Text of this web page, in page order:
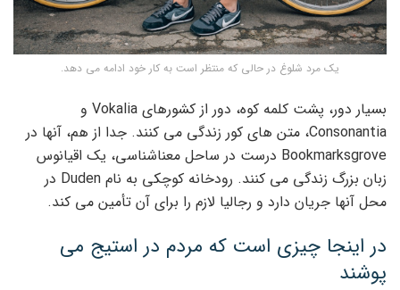
یک مرد شلوغ در حالی که منتظر است به کار خود ادامه می دهد.
بسیار دور، پشت کلمه کوه، دور از کشورهای Vokalia و
Consonantia، متن های کور زندگی می کنند. جدا از هم، آنها در
Bookmarksgrove درست در ساحل معناشناسی، یک اقیانوس
زبان بزرگ زندگی می کنند. رودخانه کوچکی به نام Duden در
محل آنها جریان دارد و رجالیا لازم را برای آن تأمین می کند.
در اینجا چیزی است که مردم در استیج می
پوشند